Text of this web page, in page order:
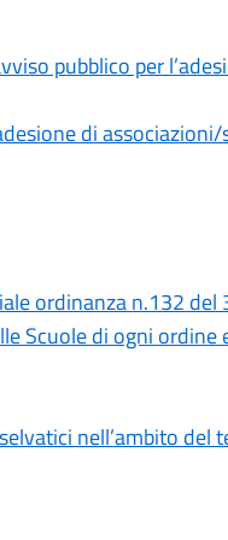
pubblico per
di
ordinanza n.132
Scuole di ogni ordine
nell’ambito del